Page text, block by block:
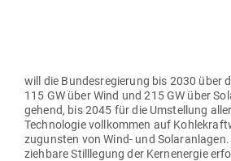
will die Bun­des­re­gierung bis 2030 über
115 GW über Wind und 215 GW über
gehend, bis 2045 für die Umstellung
Tech­no­logie voll­kommen auf
zugunsten von Wind- und
ziehbare Still­legung der Kern­energie